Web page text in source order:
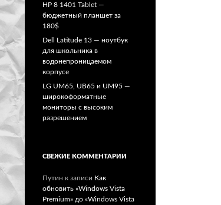
HP 8 1401 Tablet —
бюджетный планшет за
180$
Dell Latitude 13 — ноутбук
для школьника в
водонепроницаемом
корпусе
LG UM65, UB65 и UM95 —
широкоформатные
мониторы с высоким
разрешением
СВЕЖИЕ КОММЕНТАРИИ
Путин к записи Как
обновить «Windows Vista
Premium» до «Windows Vista